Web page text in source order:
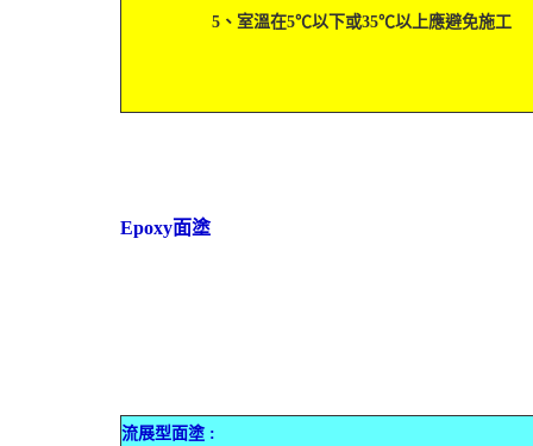
5、室溫在5℃以下或35℃以上應避免施工
Epoxy面塗
流展型面塗 :